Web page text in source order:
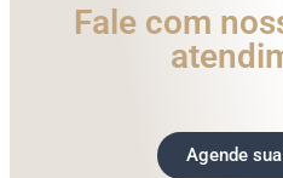
Fale com
Agende